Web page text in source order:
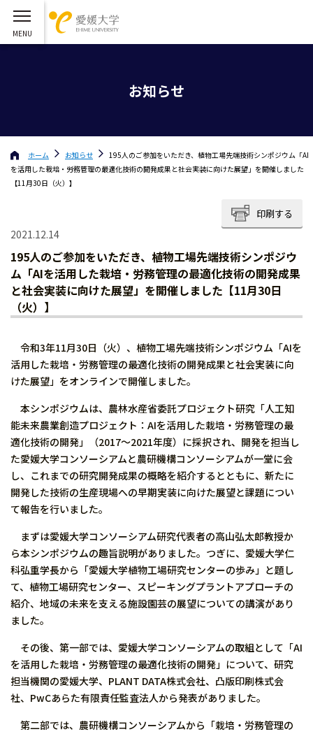
お知らせ
ホーム お知らせ
195人のご参加をいただき、植物工場先端技術シンポジウム「AI
を活用した栽培・労務管理の最適化技術の開発成果と社会実装に向けた展望」を開催しました
【11月30日（火）】
印刷する
2021.12.14
195人のご参加をいただき、植物工場先端技術シンポジウ
ム「AIを活用した栽培・労務管理の最適化技術の開発成果
と社会実装に向けた展望」を開催しました【11月30日
（火）】
令和3年11月30日（火）、植物工場先端技術シンポジウム「AIを
活用した栽培・労務管理の最適化技術の開発成果と社会実装に向
けた展望」をオンラインで開催しました。
本シンポジウムは、農林水産省委託プロジェクト研究「人工知
能未来農業創造プロジェクト：AIを活用した栽培・労務管理の最
適化技術の開発」（2017～2021年度）に採択され、開発を担当し
た愛媛大学コンソーシアムと農研機構コンソーシアムが一堂に会
し、これまでの研究開発成果の概略を紹介するとともに、新たに
開発した技術の生産現場への早期実装に向けた展望と課題につい
て報告を行いました。
まずは愛媛大学コンソーシアム研究代表者の高山弘太郎教授か
ら本シンポジウムの趣旨説明がありました。つぎに、愛媛大学仁
科弘重学長から「愛媛大学植物工場研究センターの歩み」と題し
て、植物工場研究センター、スピーキングプラントアプローチの
紹介、地域の未来を支える施設園芸の展望についての講演があり
ました。
その後、第一部では、愛媛大学コンソーシアムの取組として「AI
を活用した栽培・労務管理の最適化技術の開発」について、研究
担当機関の愛媛大学、PLANT DATA株式会社、凸版印刷株式会
社、PwCあらた有限責任監査法人から発表がありました。
第二部では、農研機構コンソーシアムから「栽培・労務管理の